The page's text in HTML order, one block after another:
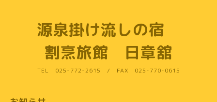
源泉掛け流しの宿
割烹旅館 日章舘
TEL 025-772-2615 / FAX 025-770-0615